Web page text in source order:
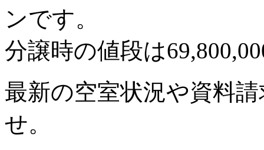
ンです。
分譲時の値段は
最新の空室状況や資料
せ。